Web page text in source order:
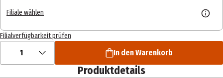
Filiale wählen
Filialverfügbarkeit prüfen
1 In den Warenkorb
Produktdetails